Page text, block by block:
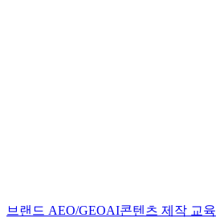
브랜드 AEO/GEOAI콘텐츠 제작 교육